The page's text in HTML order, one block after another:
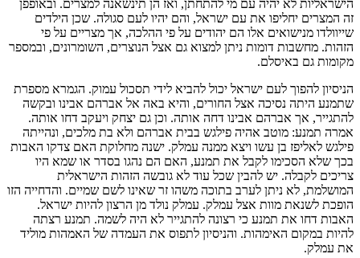
הישראליות לא יהיה עם מי להתחתן, ואז הן תינשאנה למצרים. ובאופפן
זה המצרים יחליפו את עם ישראל, והם יהיו לעם סגולה. שכן הילדים
שייוולדו מנישואים אלו הם יהודים על פי ההלכה, אך מצריים על פי
הזהות. מחשבות דומות ניתן למצוא גם אצל הנוצרים, השומרונים, ובמספר
מקומות גם באיסלם.
הניסיון להפוך לעם ישראל יכול להביא לידי תסכול עמוק. הגמרא מספרת
שתמנע היתה נסיכה אצל החורים, והיא באה אל אברהם אבינו ובקשה
להתגייר, אך אברהם אבינו דחה אותה. וכן גם יצחק ויעקב דחו אותה.
אמרה תמנע: מוטב אהיה פילגש בבית אברהם ולא בת מלכים, ונהייתה
פילגש לאליפז בן עשו ויצא ממנה עמלק. ישנה מחלוקת האם צדקו האבות
בכך שלא הסכימו לקבל את תמנע, האם הם נהגו בסדר או שמא היו
צריכים לקבלה. יש להבין שכל עוד לא גובשה הזהות הישראלית
המושלמת, לא ניתן לערב בתוכה משהו זר שאינו לשם שמיים. והדחייה הזו
הופכת לשנאת מוות אצל עמלק. עמלק נולד מן הרצון להיות ישראל.
האבות דחו את תמנע כי רצונה להתגייר לא היה לשמה. תמנע רצתה
להיות במקום האימהות. והניסיון לתפוס את העמדה של האמהות מוליד
את עמלק.